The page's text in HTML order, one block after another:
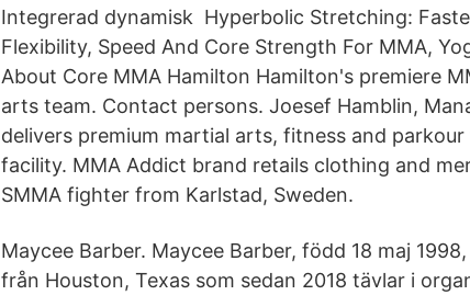
Integrerad dynamisk Hyperbolic Stretching:
Flexibility, Speed And Core Strength For MMA,
About Core MMA Hamilton Hamilton's premiere
arts team. Contact persons. Joesef Hamblin,
delivers premium martial arts, fitness and
facility. MMA Addict brand retails clothing and
SMMA fighter from Karlstad, Sweden.
Maycee Barber. Maycee Barber, född 18 maj
från Houston, Texas som sedan 2018 tävlar i